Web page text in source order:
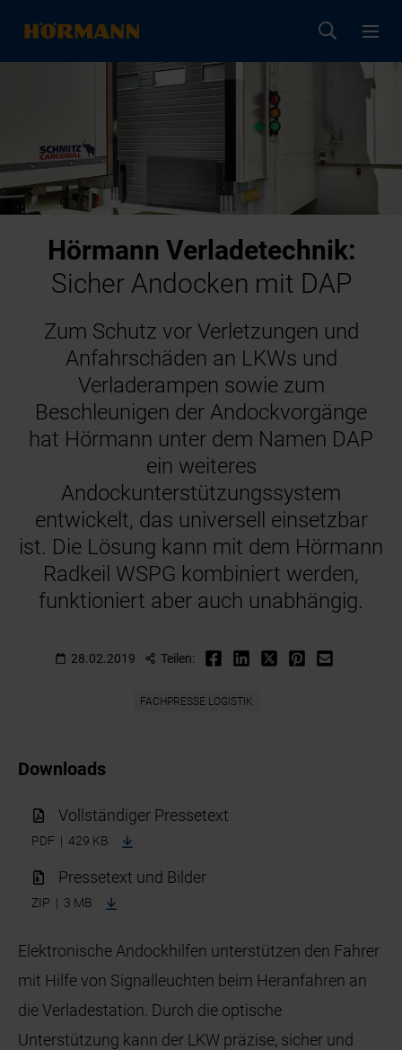
Hörmann Verladetechnik:
Sicher Andocken mit DAP
Zum Schutz vor Verletzungen und
Anfahrschäden an LKWs und
Verladerampen sowie zum
Beschleunigen der Andockvorgänge
hat Hörmann unter dem Namen DAP
ein weiteres
Andockunterstützungssystem
entwickelt, das universell einsetzbar
ist. Die Lösung kann mit dem Hörmann
Radkeil WSPG kombiniert werden,
funktioniert aber auch unabhängig.
28.02.2019 Teilen:
FACHPRESSE LOGISTIK
Downloads
Vollständiger Pressetext
PDF | 429 KB
Pressetext und Bilder
ZIP | 3 MB
Elektronische Andockhilfen unterstützen den Fahrer
mit Hilfe von Signalleuchten beim Heranfahren an
die Verladestation. Durch die optische
Unterstützung kann der LKW präzise, sicher und